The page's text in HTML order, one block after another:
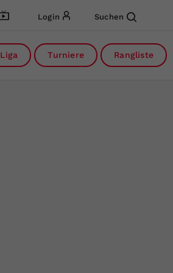
Login Suchen
Liga Turniere Rangliste